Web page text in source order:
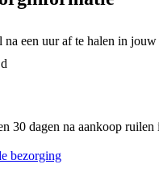
na een uur af te halen in
30 dagen na aankoop ruilen
bezorging